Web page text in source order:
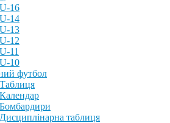
U-16
U-14
U-13
U-12
U-11
U-10
футбол
Таблиця
Календар
Бомбардири
Дисциплінарна таблиця